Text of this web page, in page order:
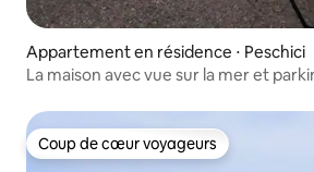
Appartement en résidence ⋅ Peschici
La maison avec vue sur la mer et
Coup de cœur voyageurs
Coup de cœur voyageurs